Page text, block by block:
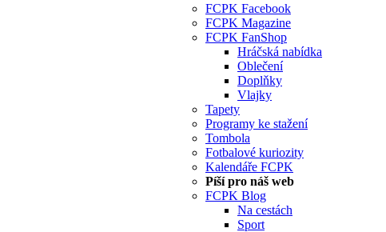
FCPK Facebook
FCPK Magazine
FCPK FanShop
Hráčská nabídka
Oblečení
Doplňky
Vlajky
Tapety
Programy ke stažení
Tombola
Fotbalové kuriozity
Kalendáře FCPK
Píší pro náš web
FCPK Blog
Na cestách
Sport